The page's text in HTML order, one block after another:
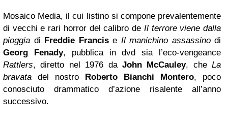
Mosaico Media, il cui listino si compone prevalentemente
di vecchi e rari horror del calibro de Il terrore viene dalla
pioggia di Freddie Francise Il manichino assassinodi
Georg Fenady, pubblica in dvd sia l’eco-vengeance
Rattlers, diretto nel 1976 da John McCauley, che La
bravata del nostro Roberto Bianchi Montero, poco
conosciuto drammatico d’azione risalente all’anno
successivo.